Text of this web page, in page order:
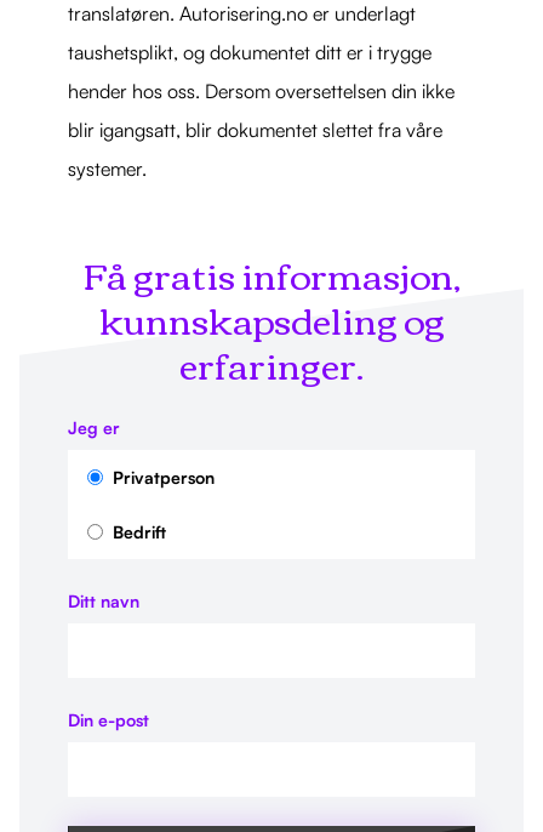
translatøren. Autorisering.no er underlagt
taushetsplikt, og dokumentet ditt er i trygge
hender hos oss. Dersom oversettelsen din ikke
blir igangsatt, blir dokumentet slettet fra våre
systemer.
Få gratis informasjon,
kunnskapsdeling og
erfaringer.
Jeg er
Privatperson
Bedrift
Ditt navn
Din e-post